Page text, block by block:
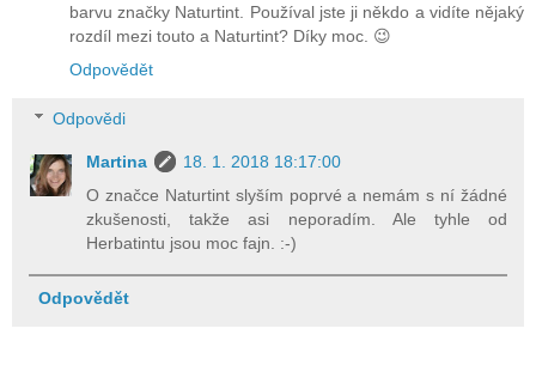
barvu značky Naturtint. Používal jste ji někdo a vidíte nějaký
rozdíl mezi touto a Naturtint? Díky moc. 😉
Odpovědět
Odpovědi
Martina
18. 1. 2018 18:17:00
O značce Naturtint slyším poprvé a nemám s ní žádné
zkušenosti, takže asi neporadím. Ale tyhle od
Herbatintu jsou moc fajn. :-)
Odpovědět